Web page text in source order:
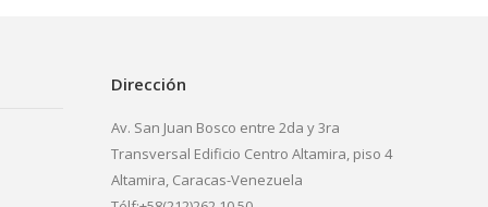
Dirección
Av. San Juan Bosco entre 2da y 3ra
Transversal Edificio Centro Altamira, piso 4
Altamira, Caracas-Venezuela